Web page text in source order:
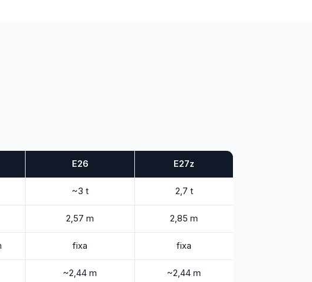
E26 E27z
~3 t 2,7 t
2,57 m 2,85 m
fixa fixa
~2,44 m ~2,44 m